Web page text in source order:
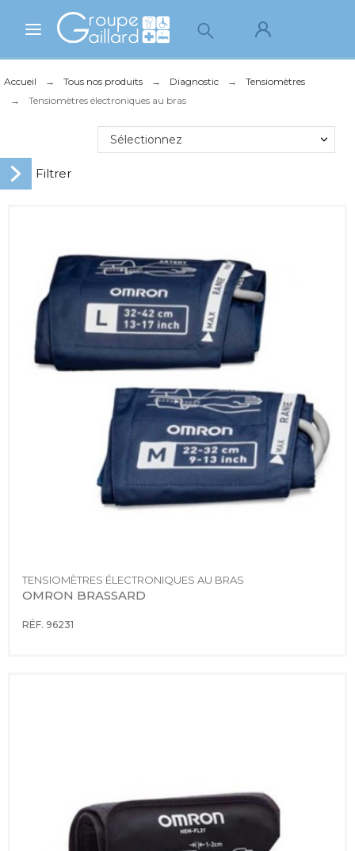
Accueil Tous nos produits Diagnostic
Tensiomètres
Tensiomètres électroniques au bras
Sélectionnez
TENSIOMÈTRES ÉLECTRONIQUES AU BRAS
OMRON BRASSARD
RÉF. 96231